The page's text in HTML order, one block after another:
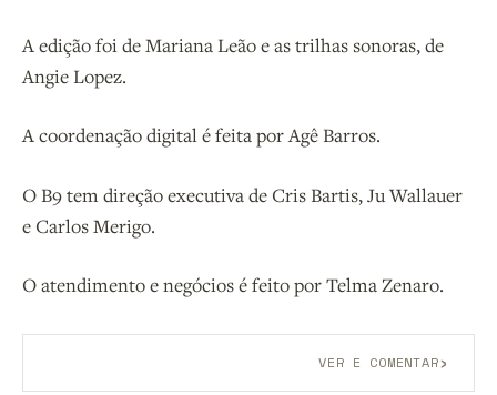
A edição foi de Mariana Leão e as trilhas sonoras, de
Angie Lopez.
A coordenação digital é feita por Agê Barros.
O B9 tem direção executiva de Cris Bartis, Ju Wallauer
e Carlos Merigo.
O atendimento e negócios é feito por Telma Zenaro.
VER E COMENTAR›